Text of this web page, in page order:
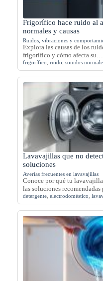
Frigorífico hace ruido al
normales y causas
Ruidos, vibraciones y
Explora las causas de los
frigorífico y cómo afecta su…
frigorífico ruido sonidos
Lavavajillas que no
soluciones
Averías frecuentes en lavavajillas
Conoce por qué tu
las soluciones recomendadas
detergente electrodoméstico